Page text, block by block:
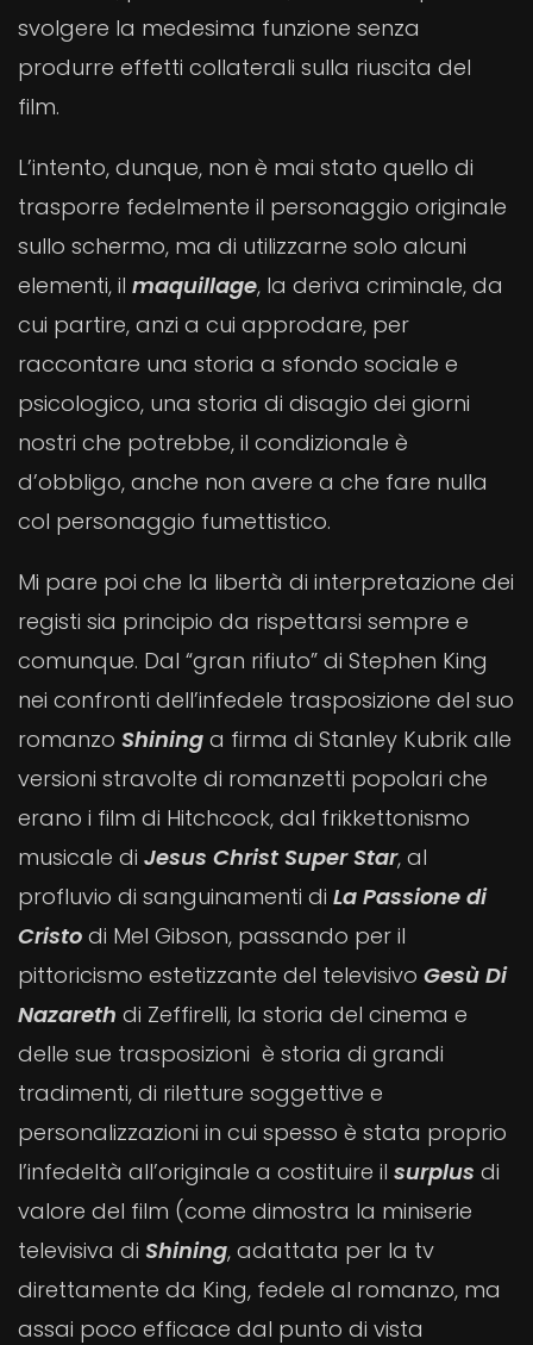
svolgere la medesima funzione senza
produrre effetti collaterali sulla riuscita del
film.
L’intento, dunque, non è mai stato quello di
trasporre fedelmente il personaggio originale
sullo schermo, ma di utilizzarne solo alcuni
elementi, il maquillage, la deriva criminale, da
cui partire, anzi a cui approdare, per
raccontare una storia a sfondo sociale e
psicologico, una storia di disagio dei giorni
nostri che potrebbe, il condizionale è
d’obbligo, anche non avere a che fare nulla
col personaggio fumettistico.
Mi pare poi che la libertà di interpretazione dei
registi sia principio da rispettarsi sempre e
comunque. Dal “gran rifiuto” di Stephen King
nei confronti dell’infedele trasposizione del suo
romanzo Shining a firma di Stanley Kubrik alle
versioni stravolte di romanzetti popolari che
erano i film di Hitchcock, dal frikkettonismo
musicale di Jesus Christ Super Star, al
profluvio di sanguinamenti di La Passione di
Cristo di Mel Gibson, passando per il
pittoricismo estetizzante del televisivo Gesù Di
Nazareth di Zeffirelli, la storia del cinema e
delle sue trasposizioni è storia di grandi
tradimenti, di riletture soggettive e
personalizzazioni in cui spesso è stata proprio
l’infedeltà all’originale a costituire il surplus di
valore del film (come dimostra la miniserie
televisiva di Shining, adattata per la tv
direttamente da King, fedele al romanzo, ma
assai poco efficace dal punto di vista